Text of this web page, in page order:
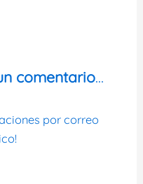
comentario…
por correo